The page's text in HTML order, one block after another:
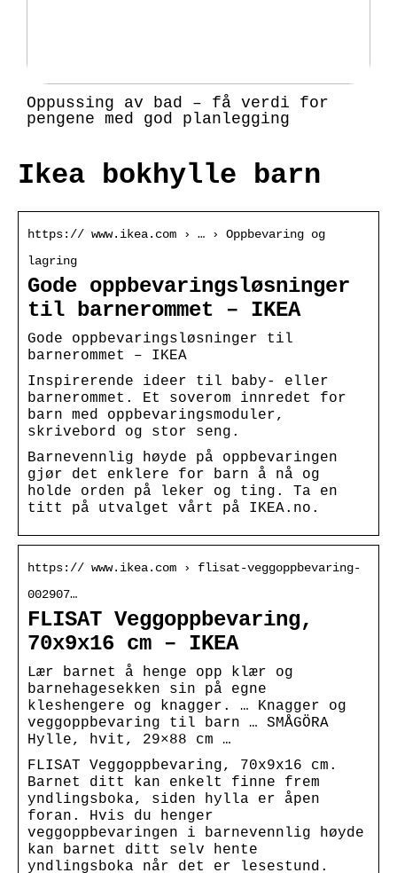
Oppussing av bad – få verdi for
pengene med god planlegging
Ikea bokhylle barn
https:// www.ikea.com › … › Oppbevaring og
lagring
Gode oppbevaringsløsninger
til barnerommet – IKEA
Gode oppbevaringsløsninger til
barnerommet – IKEA
Inspirerende ideer til baby- eller
barnerommet. Et soverom innredet for
barn med oppbevaringsmoduler,
skrivebord og stor seng.
Barnevennlig høyde på oppbevaringen
gjør det enklere for barn å nå og
holde orden på leker og ting. Ta en
titt på utvalget vårt på IKEA.no.
https:// www.ikea.com › flisat-veggoppbevaring-
002907…
FLISAT Veggoppbevaring,
70x9x16 cm – IKEA
Lær barnet å henge opp klær og
barnehagesekken sin på egne
kleshengere og knagger. … Knagger og
veggoppbevaring til barn … SMÅGÖRA
Hylle, hvit, 29×88 cm …
FLISAT Veggoppbevaring, 70x9x16 cm.
Barnet ditt kan enkelt finne frem
yndlingsboka, siden hylla er åpen
foran. Hvis du henger
veggoppbevaringen i barnevennlig høyde
kan barnet ditt selv hente
yndlingsboka når det er lesestund.